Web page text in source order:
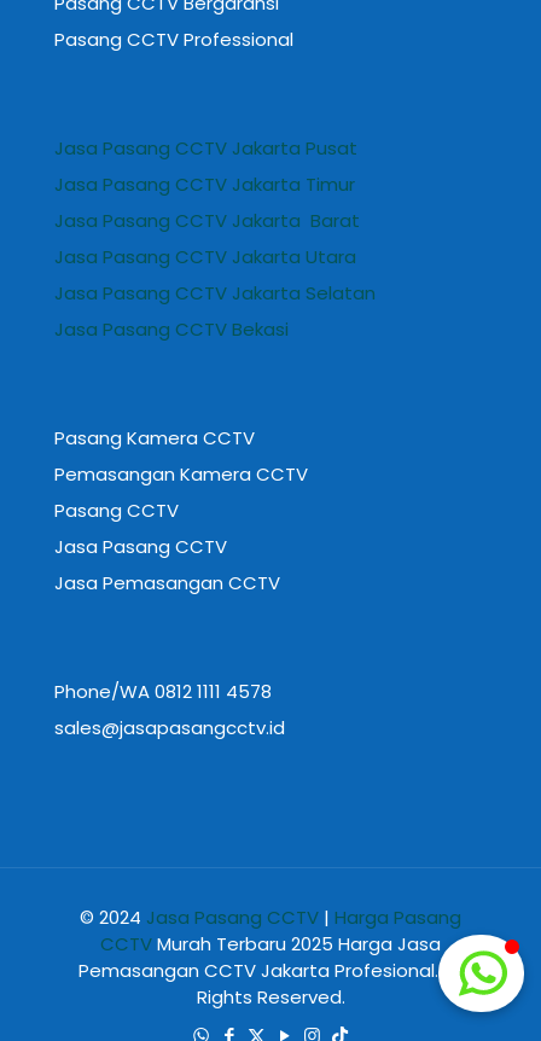
Pasang CCTV Professional
Jasa Pasang CCTV Jakarta Pusat
Jasa Pasang CCTV Jakarta Timur
Jasa Pasang CCTV Jakarta Barat
Jasa Pasang CCTV Jakarta Utara
Jasa Pasang CCTV Jakarta Selatan
Jasa Pasang CCTV Bekasi
Pasang Kamera CCTV
Pemasangan Kamera CCTV
Pasang CCTV
Jasa Pasang CCTV
Jasa Pemasangan CCTV
Phone/WA 0812 1111 4578
sales@jasapasangcctv.id
© 2024 Jasa Pasang CCTV | Harga Pasang
CCTVMurah Terbaru 2025 Harga Jasa
Pemasangan CCTV Jakarta Profesional. All
Rights Reserved.